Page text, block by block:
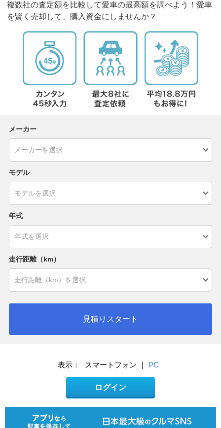
複数社の査定額を比較して愛車の最高額を調べよう！愛車
を賢く売却して、購入資金にしませんか？
メーカー
モデル
年式
走行距離（km）
見積りスタート
表示： スマートフォン | PC
ログイン